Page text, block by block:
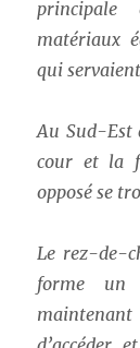
matériaux
qui
Au Sud-Est
cour et la
opposé se
Le rez-de-
forme un
maintenant